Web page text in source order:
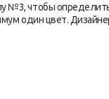
чтобы
один цвет.